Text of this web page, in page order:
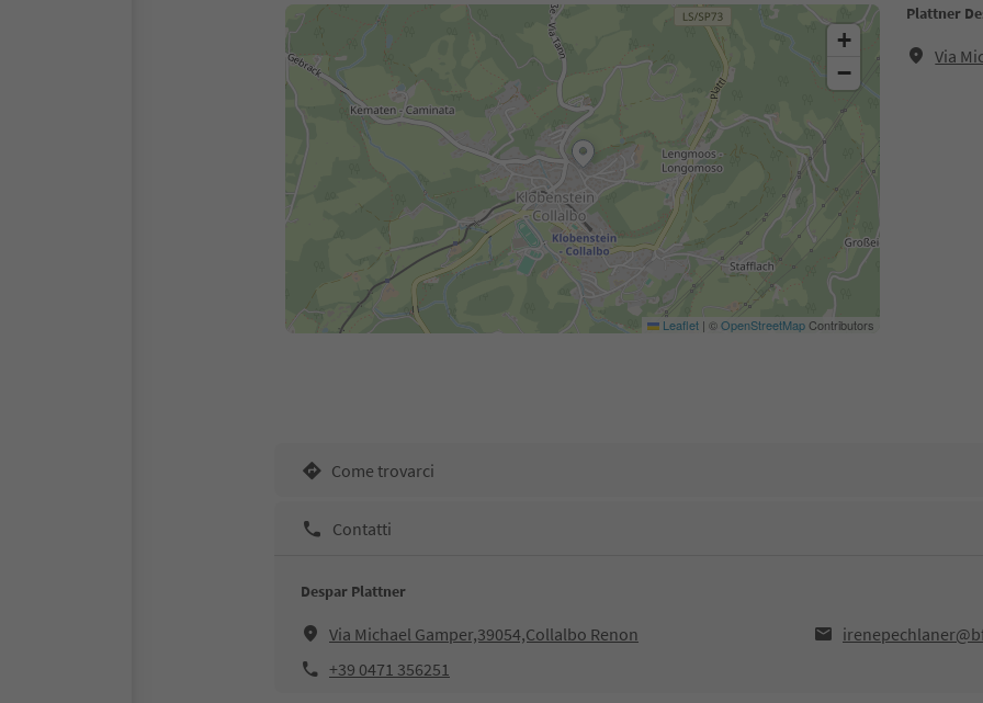
Plattner
Via
+
−
Leaflet | ©OpenStreetMapContributors
Come trovarci
Contatti
Despar Plattner
Via Michael Gamper,39054,Collalbo Renon
+39 0471 356251